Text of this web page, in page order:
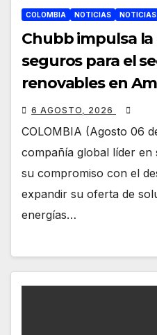
COLOMBIA NOTICIAS NOTICIAS
Chubb impulsa
seguros para el
renovables en
6 AGOSTO, 2026
COLOMBIA (Agosto 06
compañía global líder
su compromiso con el
expandir su oferta de
energías…